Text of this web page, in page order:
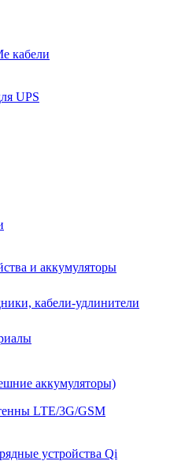
кабели
UPS
и аккумуляторы
кабели-удлинители
аккумуляторы)
LTE/3G/GSM
устройства Qi